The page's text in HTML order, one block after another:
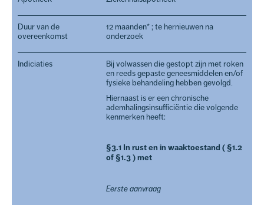
Duur van de
overeenkomst
12 maanden* ; te hernieuwen na
onderzoek
Indiciaties
Bij volwassen die gestopt zijn met roken
en reeds gepaste geneesmiddelen en/of
fysieke behandeling hebben gevolgd.
Hiernaast is er een chronische
ademhalingsinsufficiëntie die volgende
kenmerken heeft:
§3.1 In rust en in waaktoestand ( §1.2
of §1.3 ) met
Eerste aanvraag